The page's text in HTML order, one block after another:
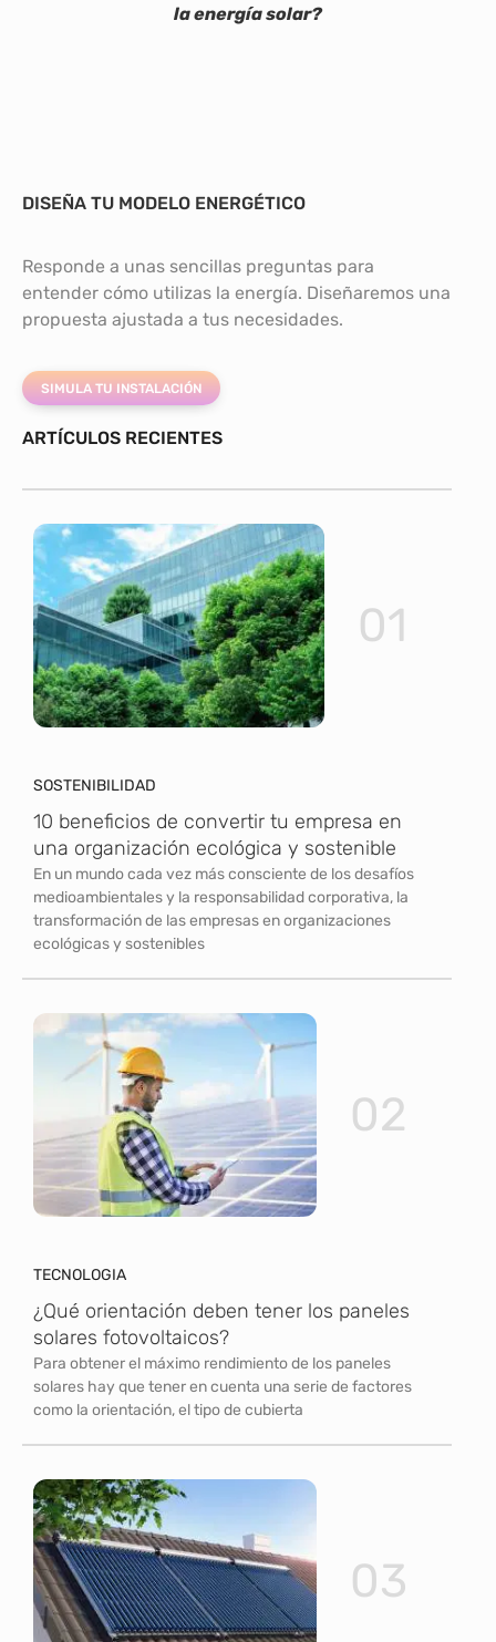
la energía solar?
DISEÑA TU MODELO ENERGÉTICO
Responde a unas sencillas preguntas para
entender cómo utilizas la energía. Diseñaremos una
propuesta ajustada a tus necesidades.
SIMULA TU INSTALACIÓN
ARTÍCULOS RECIENTES
01
SOSTENIBILIDAD
10 beneficios de convertir tu empresa en
una organización ecológica y sostenible
En un mundo cada vez más consciente de los desafíos
medioambientales y la responsabilidad corporativa, la
transformación de las empresas en organizaciones
ecológicas y sostenibles
02
TECNOLOGIA
¿Qué orientación deben tener los paneles
solares fotovoltaicos?
Para obtener el máximo rendimiento de los paneles
solares hay que tener en cuenta una serie de factores
como la orientación, el tipo de cubierta
03